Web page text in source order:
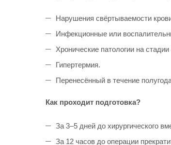
Нарушения свёртываемости
Инфекционные или
Хронические патологии на
Гипертермия.
Перенесённый в течение
Как проходит подготовка?
За 3–5 дней до хирургического
За 12 часов до операции